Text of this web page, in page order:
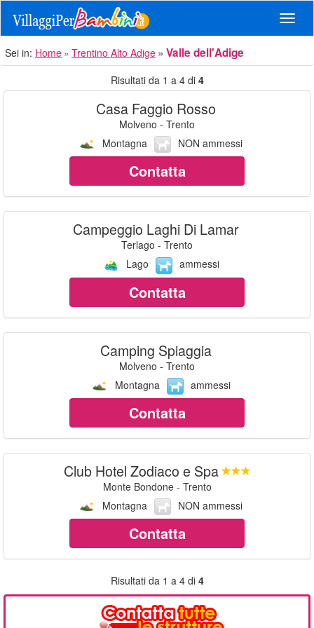
Sei in: Home Trentino Alto Adige Valle dell'Adige
Risultati da 1 a 4 di 4
Casa Faggio Rosso
Molveno - Trento
Montagna
NON ammessi
Contatta
Campeggio Laghi Di Lamar
Terlago - Trento
Lago
ammessi
Contatta
Camping Spiaggia
Molveno - Trento
Montagna
ammessi
Contatta
Club Hotel Zodiaco e Spa
Monte Bondone - Trento
Montagna
NON ammessi
Contatta
Risultati da 1 a 4 di 4